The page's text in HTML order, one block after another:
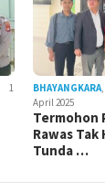
1
BHAYANGKARA
April 2025
Termohon
Rawas Tak
Tunda …